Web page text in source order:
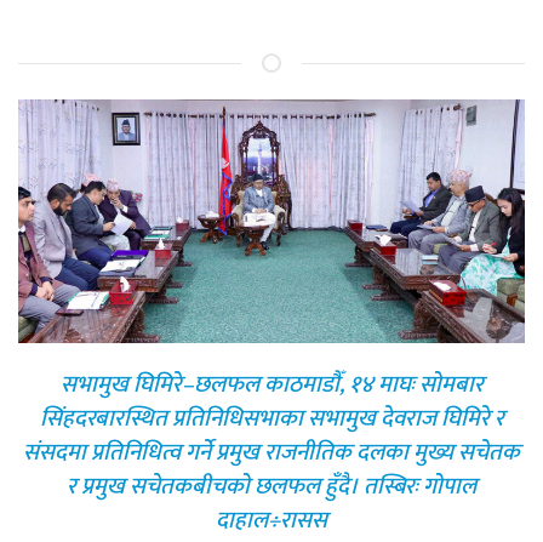
सभामुख घिमिरे–छलफल काठमाडौँ, १४ माघः सोमबार
सिंहदरबारस्थित प्रतिनिधिसभाका सभामुख देवराज घिमिरे र
संसदमा प्रतिनिधित्व गर्ने प्रमुख राजनीतिक दलका मुख्य सचेतक
र प्रमुख सचेतकबीचको छलफल हुँदै। तस्बिरः गोपाल
दाहाल÷रासस